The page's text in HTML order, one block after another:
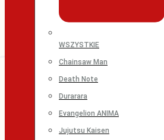
WSZYSTKIE
Chainsaw Man
Death Note
Durarara
Evangelion ANIMA
Jujutsu Kaisen